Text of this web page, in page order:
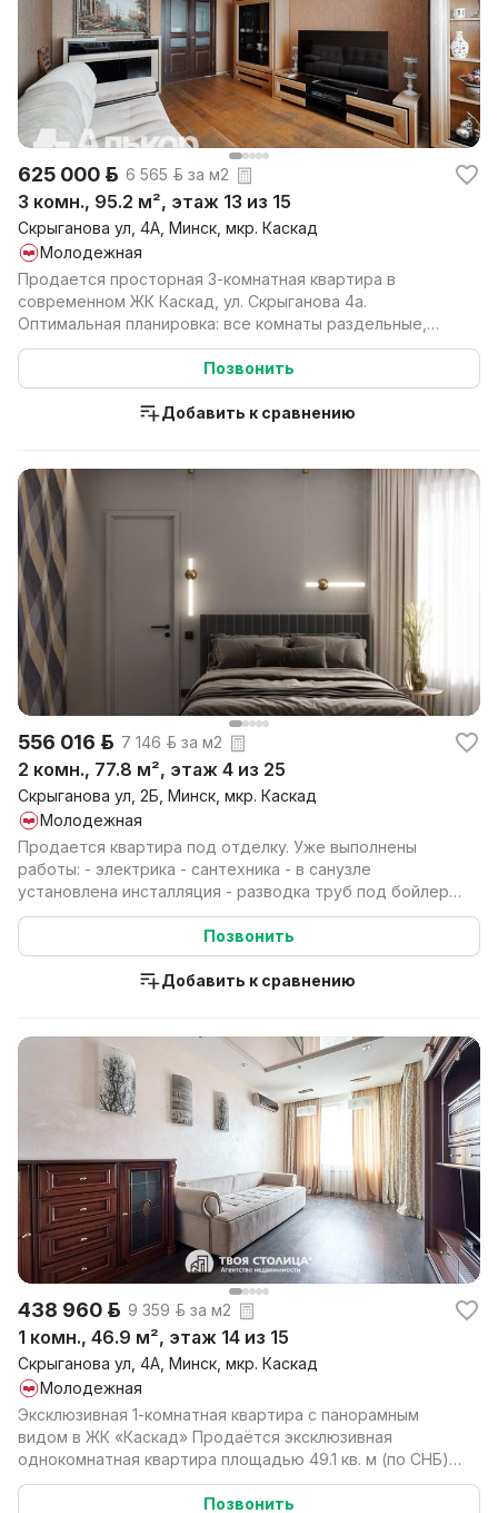
625 000 р. 6 565 р. за м2
3 комн., 95.2 м², этаж 13 из 15
Скрыганова ул, 4А, Минск, мкр. Каскад
Молодежная
Продается просторная 3-комнатная квартира в
современном ЖК Каскад, ул. Скрыганова 4а.
Оптимальная планировка: все комнаты раздельные,
выходят на разны...
Позвонить
Добавить к сравнению
556 016 р. 7 146 р. за м2
2 комн., 77.8 м², этаж 4 из 25
Скрыганова ул, 2Б, Минск, мкр. Каскад
Молодежная
Продается квартира под отделку. Уже выполнены
работы: - электрика - сантехника - в санузле
установлена инсталляция - разводка труб под бойлер
(бойле...
Позвонить
Добавить к сравнению
438 960 р. 9 359 р. за м2
1 комн., 46.9 м², этаж 14 из 15
Скрыганова ул, 4А, Минск, мкр. Каскад
Молодежная
Эксклюзивная 1-комнатная квартира с панорамным
видом в ЖК «Каскад» Продаётся эксклюзивная
однокомнатная квартира площадью 49.1 кв. м (по СНБ) в
п...
Позвонить